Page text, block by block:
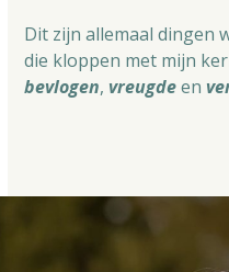
Dit zijn allemaal dingen
die kloppen met mijn
bevlogen,vreugdeen